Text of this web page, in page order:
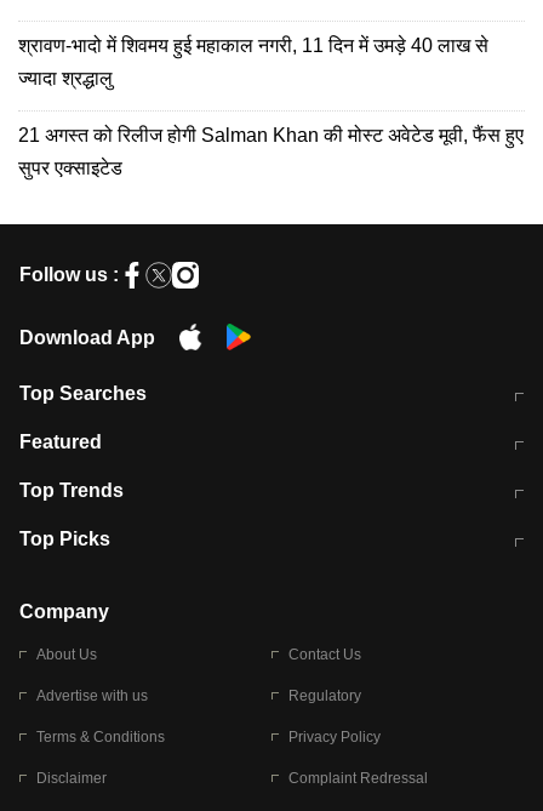
श्रावण-भादो में शिवमय हुई महाकाल नगरी, 11 दिन में उमड़े 40 लाख से
ज्यादा श्रद्धालु
21 अगस्त को रिलीज होगी Salman Khan की मोस्ट अवेटेड मूवी, फैंस हुए
सुपर एक्साइटेड
Follow us :
Download App
Top Searches
मुंबई में लगे 'जेन जी' के पोस्टर, लिखा- 'मैं
Featured
10 अगस्त को विधानसभा का घेराव करेंगे
Top Trends
RBI का नया नियम: अब बैंकों को अपनी सभी
Top Picks
बारिश की चेतावनी
Company
About Us Contact Us
Advertise with us Regulatory
Terms & Conditions Privacy Policy
Disclaimer Complaint Redressal